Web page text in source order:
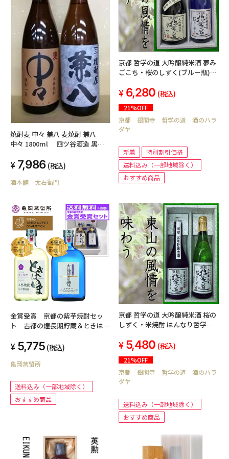
焼酎麦 中々 兼八 麦焼酎 兼八
中々 1800ml 四ツ谷酒造 黒木
7,986 (税込)
酒本舗 太右衛門
京都 哲学の道 大吟醸純米酒 夢み
ごこち・桜のしずく(ブルー瓶)
道・沖縄を除く)
6,280 (税込)
21%OFF
京都 銀閣寺 哲学の道 酒のハラ
ダヤ
新着
特別割引価格
送料込み（一部地域除く）
おすすめ商品
金賞受賞 京都の紫芋焼酎セッ
ト 古都の煌長期貯蔵＆ときはい
5,775 (税込)
亀岡蒸留所
送料込み（一部地域除く）
おすすめ商品
京都 哲学の道 大吟醸純米酒 桜の
しずく・米焼酎 はんなり哲学の
海道・沖縄を除く)
5,480 (税込)
21%OFF
京都 銀閣寺 哲学の道 酒のハラ
ダヤ
送料込み（一部地域除く）
おすすめ商品